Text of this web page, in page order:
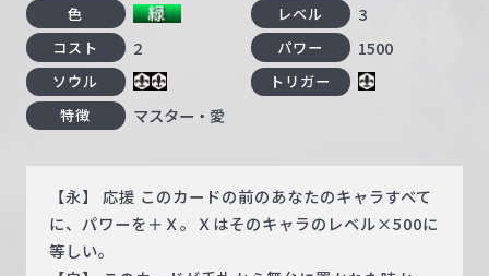
色 レベル 3
コスト 2 パワー 1500
ソウル
トリガー
特徴
マスター・愛
【永】 応援 このカードの前のあなたのキャラすべて
に、パワーを＋Ｘ。Ｘはそのキャラのレベル×500に
等しい。